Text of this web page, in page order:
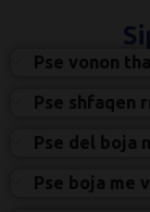
Pse vonon
Pse shfaqen
Pse del boja
Pse boja me